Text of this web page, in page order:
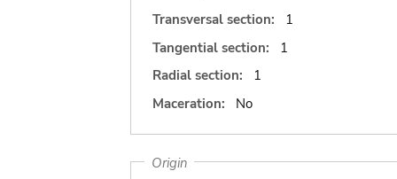
Transversal section:
1
Tangential section:
1
Radial section:
1
Maceration:
No
Origin